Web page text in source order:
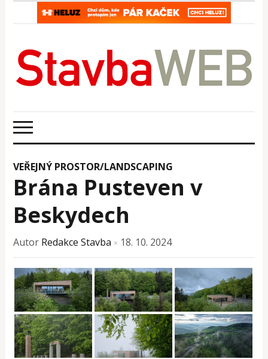
VEŘEJNÝ PROSTOR/LANDSCAPING
Brána Pusteven v
Beskydech
Autor Redakce Stavba × 18. 10. 2024